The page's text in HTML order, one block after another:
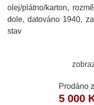
olej/plátno/karton,
dole, datováno 1940,
stav
Prodáno
5 000